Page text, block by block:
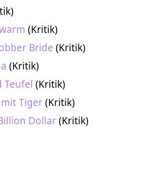
(Kritik)
Bride (Kritik)
(Kritik)
Teufel (Kritik)
Tiger(Kritik)
Dollar(Kritik)